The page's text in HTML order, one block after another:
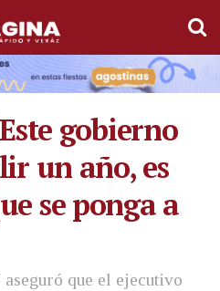
gobierno
un año, es
se ponga a
que el ejecutivo